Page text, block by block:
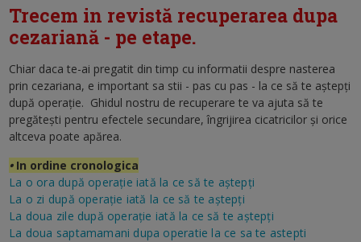
Trecem in revistă recuperarea dupa
cezariană - pe etape.
Chiar daca te-ai pregatit din timp cu informatii despre nasterea
prin cezariana, e important sa stii - pas cu pas - la ce să te aștepți
după operație. Ghidul nostru de recuperare te va ajuta să te
pregătești pentru efectele secundare, îngrijirea cicatricilor și orice
altceva poate apărea.
• In ordine cronologica
La o ora după operație iată la ce să te aștepți
La o zi după operație iată la ce să te aștepți
La doua zile după operație iată la ce să te aștepți
La doua saptamamani dupa operatie la ce sa te astepti